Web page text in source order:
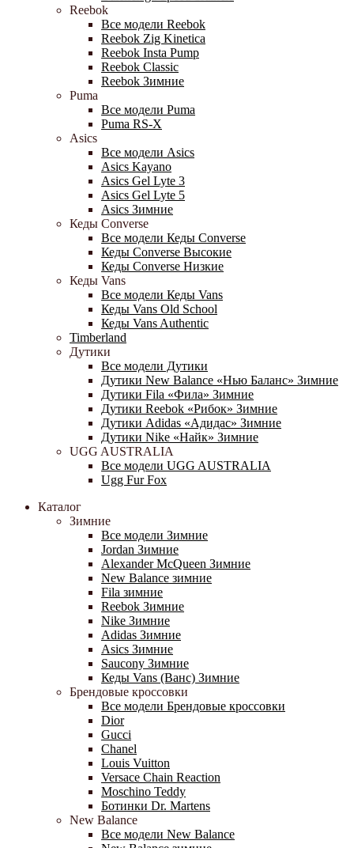
Reebok
Все модели Reebok
Reebok Zig Kinetica
Reebok Insta Pump
Reebok Classic
Reebok Зимние
Puma
Все модели Puma
Puma RS-X
Asics
Все модели Asics
Asics Kayano
Asics Gel Lyte 3
Asics Gel Lyte 5
Asics Зимние
Кеды Converse
Все модели Кеды Converse
Кеды Converse Высокие
Кеды Converse Низкие
Кеды Vans
Все модели Кеды Vans
Кеды Vans Old School
Кеды Vans Authentic
Timberland
Дутики
Все модели Дутики
Дутики New Balance «Нью Баланс» Зимние
Дутики Fila «Фила» Зимние
Дутики Reebok «Рибок» Зимние
Дутики Adidas «Адидас» Зимние
Дутики Nike «Найк» Зимние
UGG AUSTRALIA
Все модели UGG AUSTRALIA
Ugg Fur Fox
Каталог
Зимние
Все модели Зимние
Jordan Зимние
Alexander McQueen Зимние
New Balance зимние
Fila зимние
Reebok Зимние
Nike Зимние
Adidas Зимние
Asics Зимние
Saucony Зимние
Кеды Vans (Ванс) Зимние
Брендовые кроссовки
Все модели Брендовые кроссовки
Dior
Gucci
Chanel
Louis Vuitton
Versace Chain Reaction
Moschino Teddy
Ботинки Dr. Martens
New Balance
Все модели New Balance